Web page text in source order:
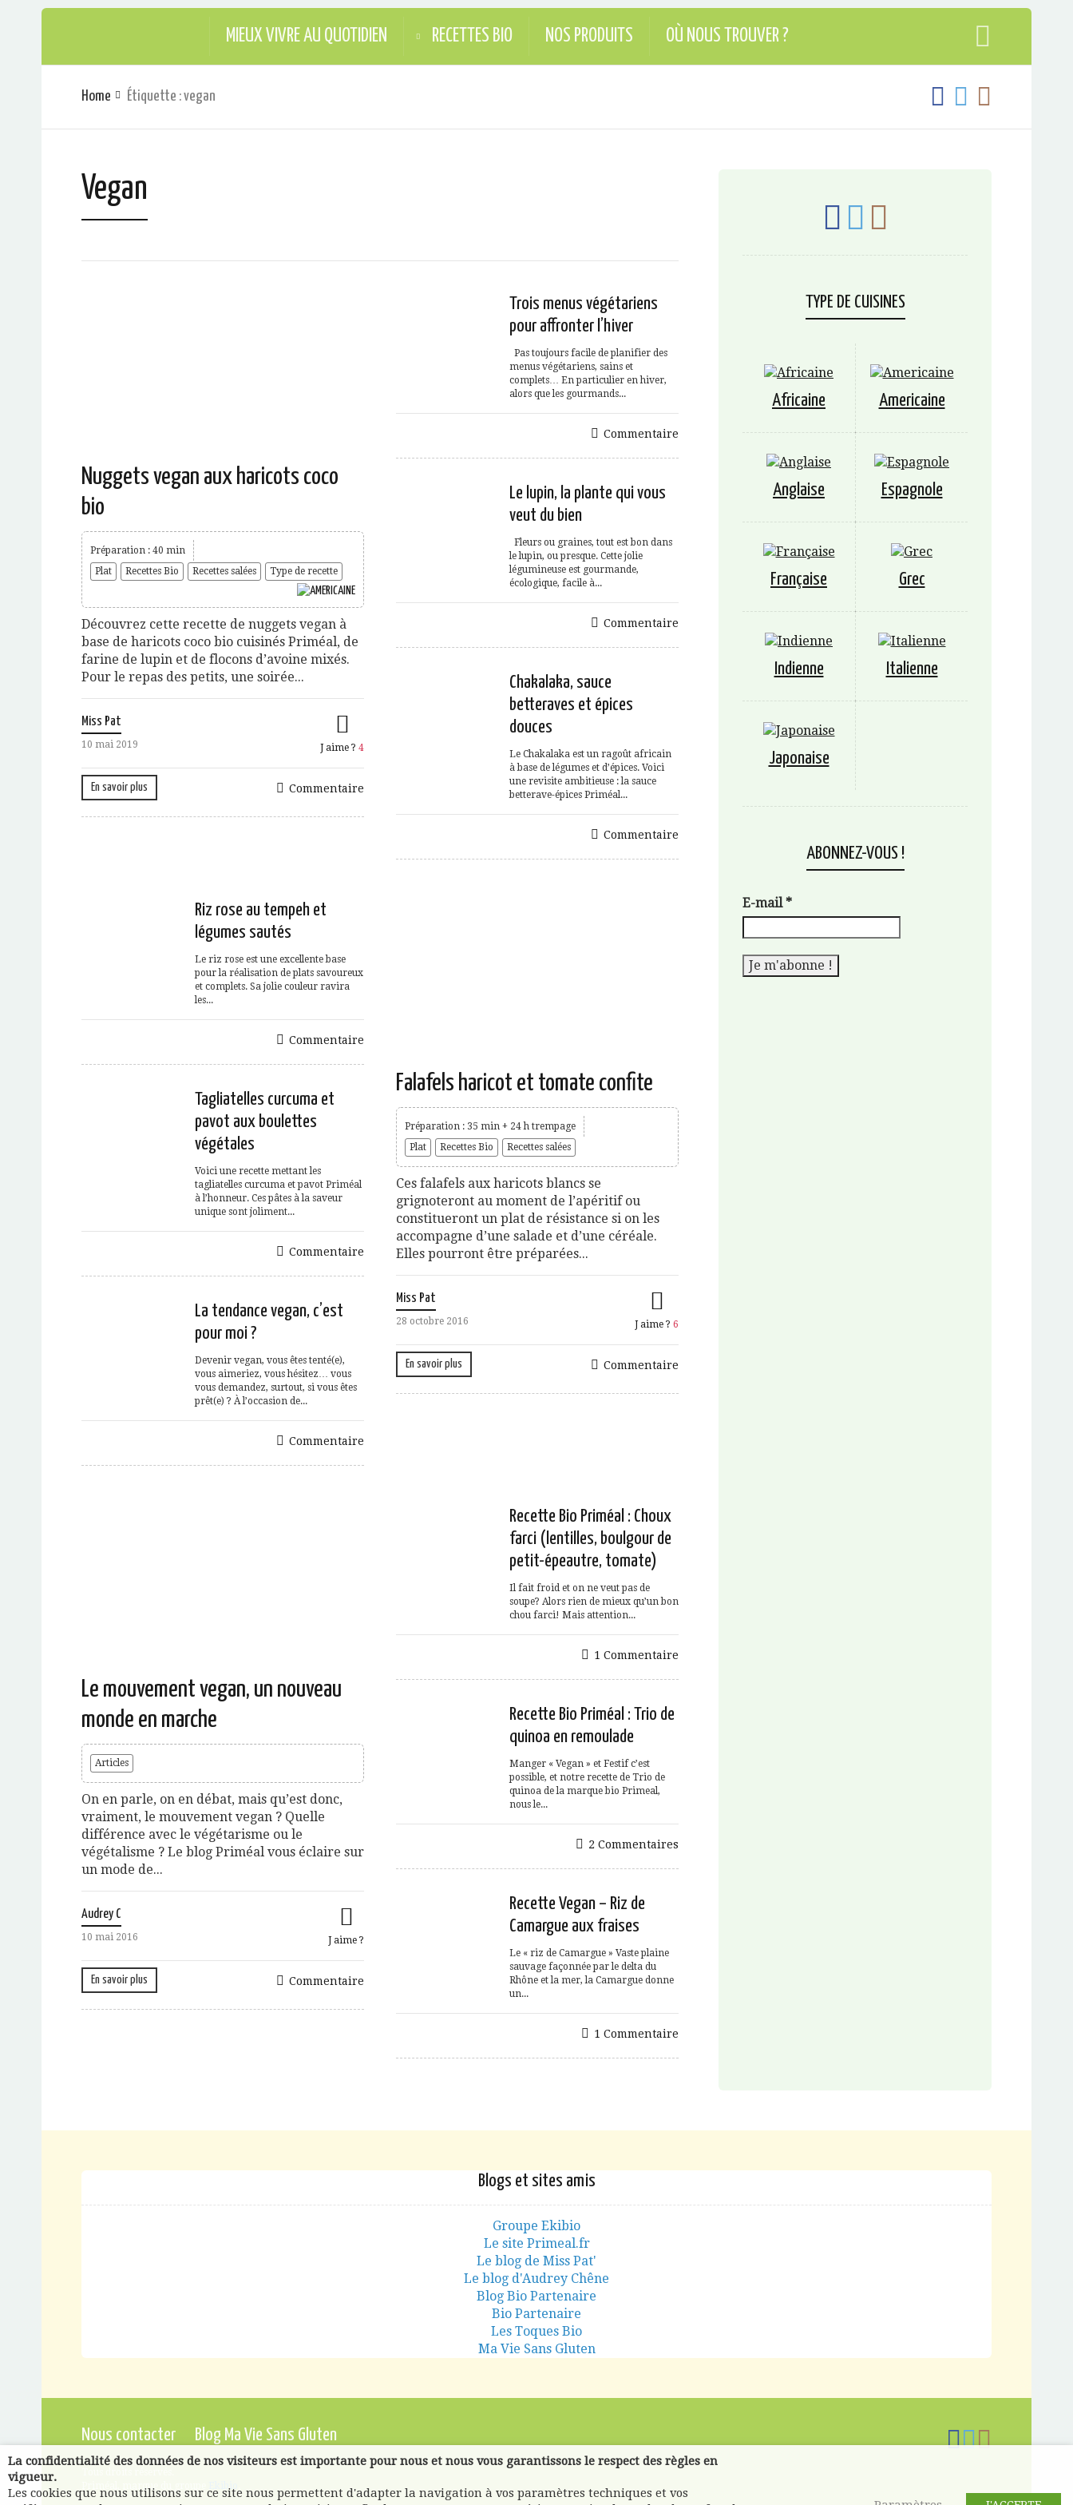
MIEUX VIVRE AU QUOTIDIEN RECETTES BIO NOS PRODUITS OÙ NOUS TROUVER ?
Home Étiquette : vegan
Vegan
Nuggets vegan aux haricots coco
bio
Préparation : 40 min
Plat
Recettes Bio Recettes salées Type de recette
Découvrez cette recette de nuggets vegan à
base de haricots coco bio cuisinés Priméal, de
farine de lupin et de flocons d’avoine mixés.
Pour le repas des petits, une soirée...
Miss Pat
10 mai 2019 J aime ? 4
En savoir plus Commentaire
Trois menus végétariens
pour affronter l’hiver
Pas toujours facile de planifier des
menus végétariens, sains et
complets… En particulier en hiver,
alors que les gourmands...
Commentaire
Le lupin, la plante qui vous
veut du bien
Fleurs ou graines, tout est bon dans
le lupin, ou presque. Cette jolie
légumineuse est gourmande,
écologique, facile à...
Commentaire
Chakalaka, sauce
betteraves et épices
douces
Le Chakalaka est un ragoût africain
à base de légumes et d’épices. Voici
une revisite ambitieuse : la sauce
betterave-épices Priméal...
Commentaire
Riz rose au tempeh et
légumes sautés
Le riz rose est une excellente base
pour la réalisation de plats savoureux
et complets. Sa jolie couleur ravira
les...
Commentaire
Tagliatelles curcuma et
pavot aux boulettes
végétales
Voici une recette mettant les
tagliatelles curcuma et pavot Priméal
à l’honneur. Ces pâtes à la saveur
unique sont joliment...
Commentaire
La tendance vegan, c’est
pour moi ?
Devenir vegan, vous êtes tenté(e),
vous aimeriez, vous hésitez… vous
vous demandez, surtout, si vous êtes
prêt(e) ? À l’occasion de...
Commentaire
Falafels haricot et tomate confite
Préparation : 35 min + 24 h trempage
Plat
Recettes Bio Recettes salées
Ces falafels aux haricots blancs se
grignoteront au moment de l’apéritif ou
constitueront un plat de résistance si on les
accompagne d’une salade et d’une céréale.
Elles pourront être préparées...
Miss Pat
28 octobre 2016 J aime ? 6
En savoir plus Commentaire
Le mouvement vegan, un nouveau
monde en marche
Articles
On en parle, on en débat, mais qu’est donc,
vraiment, le mouvement vegan ? Quelle
différence avec le végétarisme ou le
végétalisme ? Le blog Priméal vous éclaire sur
un mode de...
Audrey C
10 mai 2016 J aime ?
En savoir plus Commentaire
Recette Bio Priméal : Choux
farci (lentilles, boulgour de
petit-épeautre, tomate)
Il fait froid et on ne veut pas de
soupe? Alors rien de mieux qu’un bon
chou farci! Mais attention...
1 Commentaire
Recette Bio Priméal : Trio de
quinoa en remoulade
Manger « Vegan » et Festif c’est
possible, et notre recette de Trio de
quinoa de la marque bio Primeal,
nous le...
2 Commentaires
Recette Vegan – Riz de
Camargue aux fraises
Le « riz de Camargue » Vaste plaine
sauvage façonnée par le delta du
Rhône et la mer, la Camargue donne
un...
1 Commentaire
TYPE DE CUISINES
Africaine Americaine
Anglaise Espagnole
Française Grec
Indienne Italienne
Japonaise
ABONNEZ-VOUS !
E-mail*
Blogs et sites amis
Groupe Ekibio
Le site Primeal.fr
Le blog de Miss Pat'
Le blog d'Audrey Chêne
Blog Bio Partenaire
Bio Partenaire
Les Toques Bio
Ma Vie Sans Gluten
Nous contacter Blog Ma Vie Sans Gluten
Priméal, marque du groupe
Ekibio
La confidentialité des données de nos visiteurs est importante pour nous et nous vous garantissons le respect des règles en
vigueur.
Les cookies que nous utilisons sur ce site nous permettent d'adapter la navigation à vos paramètres techniques et vos